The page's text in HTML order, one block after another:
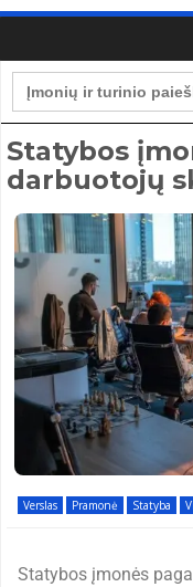
Search
for:
Statybos
darbuotojų
Verslas Pramonė Statyba
Statybos įmonės